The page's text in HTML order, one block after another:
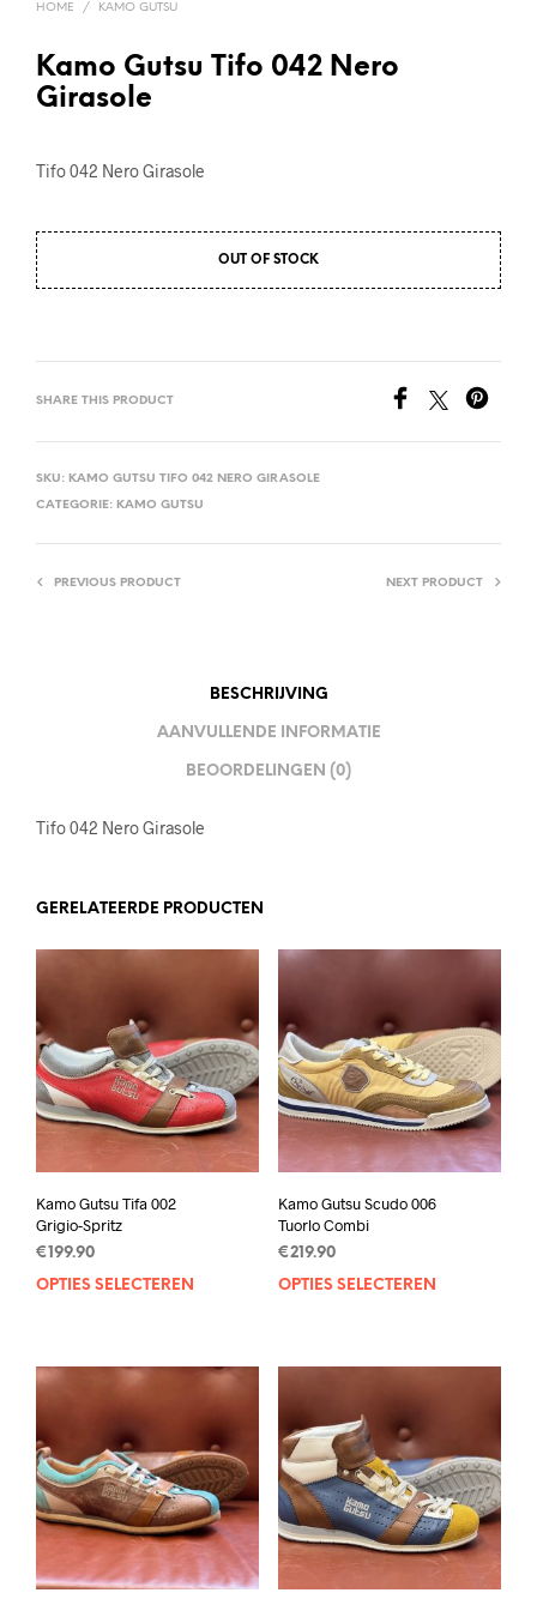
HOME / KAMO GUTSU
Kamo Gutsu Tifo 042 Nero
Girasole
Tifo 042 Nero Girasole
OUT OF STOCK
SHARE THIS PRODUCT
SKU: KAMO GUTSU TIFO 042 NERO GIRASOLE
CATEGORIE: KAMO GUTSU
PREVIOUS PRODUCT NEXT PRODUCT
BESCHRIJVING
AANVULLENDE INFORMATIE
BEOORDELINGEN (0)
Tifo 042 Nero Girasole
GERELATEERDE PRODUCTEN
Kamo Gutsu Tifa 002
Grigio-Spritz
€ 199.90
OPTIES SELECTEREN
Dit
meerdere
Deze
optie
kan
gekozen
worden
de
productpagina
Kamo Gutsu Scudo 006
Tuorlo Combi
€219.90
OPTIES SELECTEREN
kan
de